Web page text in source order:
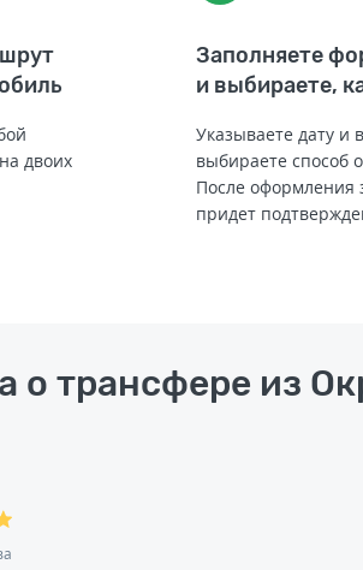
двоих
Заполняете
и выбираете,
Указываете дату и
выбираете способ
После оформления
придет
о трансфере из